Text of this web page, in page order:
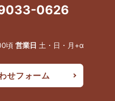
0626
頃 営業日 土・日・月+α
せフォーム